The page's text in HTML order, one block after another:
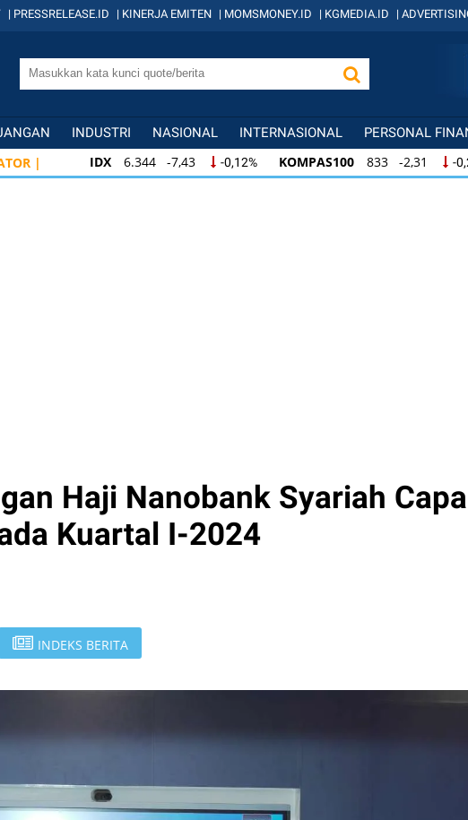
| PRESSRELEASE.ID | KINERJA EMITEN | MOMSMONEY.ID | KGMEDIA.ID |
INDUSTRI NASIONAL INTERNASIONAL PERSONAL
| IDX 6.344 -7,43 -0,12% KOMPAS100 833 -2,31 -
IDX 6.344 -7,43 -0,12% KOMPAS100 833 -2,31 -
Haji Nanobank Syariah
Kuartal I-2024
INDEKS BERITA